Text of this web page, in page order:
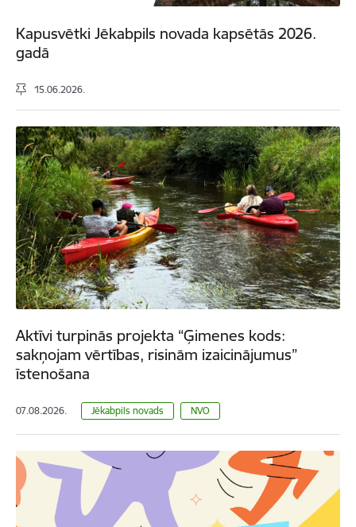
Kapusvētki Jēkabpils novada kapsētās 2026.
gadā
15.06.2026.
Aktīvi turpinās projekta “Ģimenes kods:
sakņojam vērtības, risinām izaicinājumus”
īstenošana
07.08.2026. Jēkabpils novads NVO